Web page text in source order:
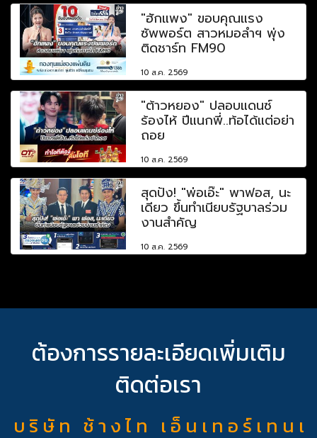
"ฮักแพง" ขอบคุณแรง
ซัพพอร์ต สาวหมอลำฯ พุ่ง
ติดชาร์ท FM90
10 ส.ค. 2569
"ต้าวหยอง" ปลอบแดนซ์
ร้องไห้ ปีแนกพี่..ท้อได้แต่อย่า
ถอย
10 ส.ค. 2569
สุดปัง! "พ่อเอ๊ะ" พาฟอส, นะ
เดียว ขึ้นทำเนียบรัฐบาลร่วม
งานสำคัญ
10 ส.ค. 2569
ต้องการรายละเอียดเพิ่มเติม
ติดต่อเรา
บ ริ ษั ท ช้ า ง ไ ท เ อ็ น เ ท อ ร์ เ ท น เ